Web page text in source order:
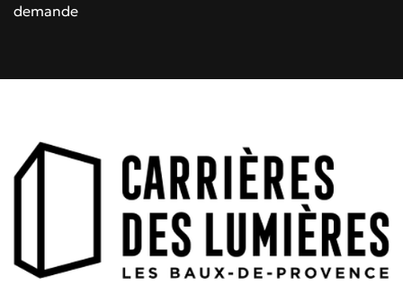
demande